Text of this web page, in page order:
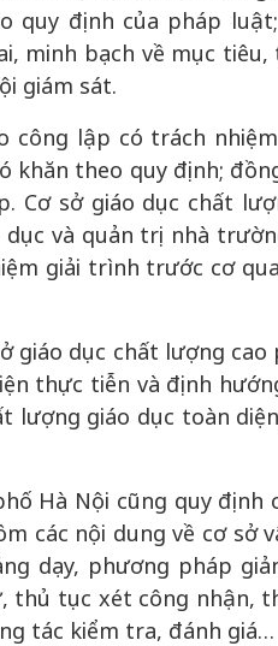
quy định của pháp
minh bạch về mục
giám sát.
công lập có trách
khăn theo quy định;
Cơ sở giáo dục chất
và quản trị nhà
giải trình trước cơ
giáo dục chất lượng
thực tiễn và định
lượng giáo dục toàn
Hà Nội cũng quy
các nội dung về cơ sở
dạy, phương pháp
thủ tục xét công nhận,
tác kiểm tra, đánh giá…